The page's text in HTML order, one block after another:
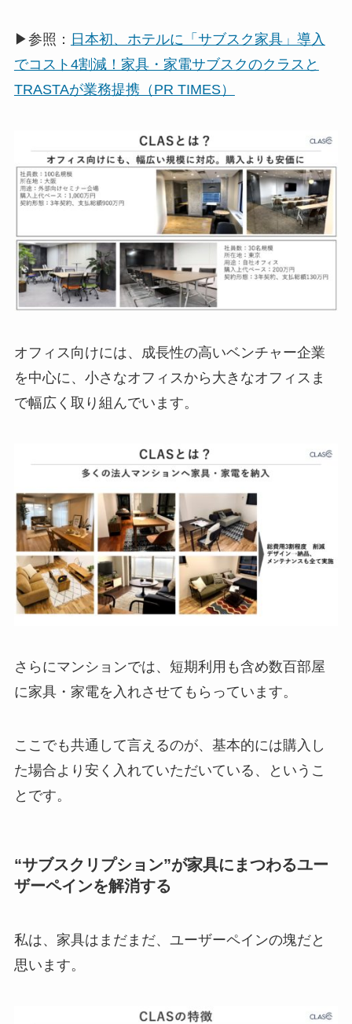
▶参照： 日本初、ホテルに「サブスク家具」導入
でコスト4割減！家具・家電サブスクのクラスと
TRASTAが業務提携（PR TIMES）
オフィス向けには、成長性の高いベンチャー企業
を中心に、小さなオフィスから大きなオフィスま
で幅広く取り組んでいます。
さらにマンションでは、短期利用も含め数百部屋
に家具・家電を入れさせてもらっています。
ここでも共通して言えるのが、基本的には購入し
た場合より安く入れていただいている、というこ
とです。
“サブスクリプション”が家具にまつわるユー
ザーペインを解消する
私は、家具はまだまだ、ユーザーペインの塊だと
思います。